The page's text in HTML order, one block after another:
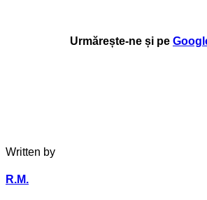
Urmărește-ne și pe
Written by
R.M.